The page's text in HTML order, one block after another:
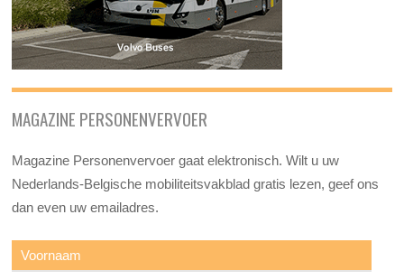
MAGAZINE PERSONENVERVOER
Magazine Personenvervoer gaat elektronisch. Wilt u uw
Nederlands-Belgische mobiliteitsvakblad gratis lezen, geef ons
dan even uw emailadres.